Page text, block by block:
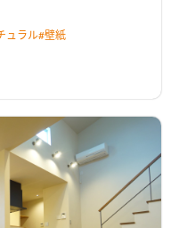
ュラル#壁紙